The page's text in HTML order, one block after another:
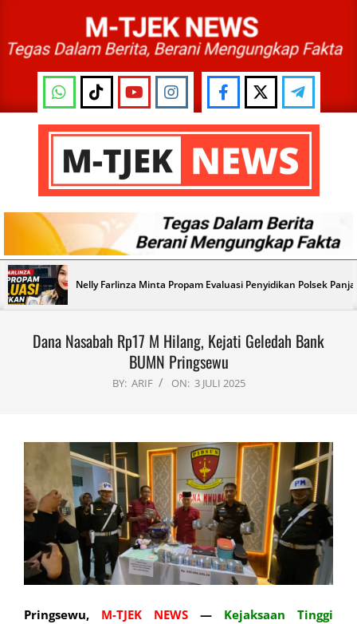
content
M-
TJEK
NEWS
Primary
Navigation
Menu
Nelly Farlinza Minta Propam Evaluasi Penyidikan Polsek
Dana Nasabah Rp17 M Hilang, Kejati Geledah Bank
BUMN Pringsewu
BY: ARIF ON: 3 JULI 2025
Pringsewu, M-TJEK NEWS —
Kejaksaan Tinggi